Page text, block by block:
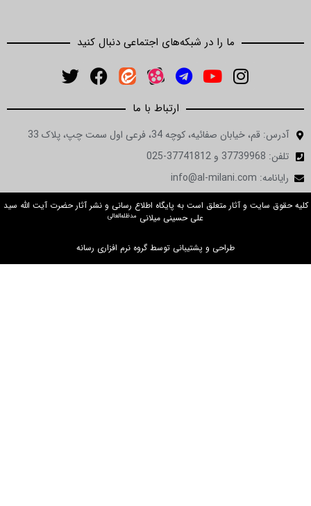
ما را در شبکه‌های اجتماعی دنبال کنید
ارتباط با ما
آدرس: قم، خیابان صفائیه، کوچه 34، فرعی اول سمت چپ، پلاک 33
تلفن: 37739968 و 37741812-025
رایانامه: info@al-milani.com
کلیه حقوق سایت و آثار متعلق است به پایگاه اطلاع رسانی و نشر آثار حضرت آیت الله سید
علی حسینی میلانی مدظله‌العالی
طراحی و پشتیبانی توسط گروه نرم افزاری رسانه